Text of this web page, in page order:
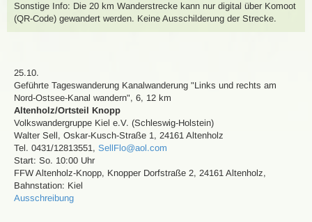
Sonstige Info: Die 20 km Wanderstrecke kann nur digital über Komoot
(QR-Code) gewandert werden. Keine Ausschilderung der Strecke.
25.10.
Geführte Tageswanderung Kanalwanderung "Links und rechts am
Nord-Ostsee-Kanal wandern", 6, 12 km
Altenholz/Ortsteil Knopp
Volkswandergruppe Kiel e.V. (Schleswig-Holstein)
Walter Sell, Oskar-Kusch-Straße 1, 24161 Altenholz
Tel. 0431/12813551, SellFlo@aol.com
Start: So. 10:00 Uhr
FFW Altenholz-Knopp, Knopper Dorfstraße 2, 24161 Altenholz,
Bahnstation: Kiel
Ausschreibung